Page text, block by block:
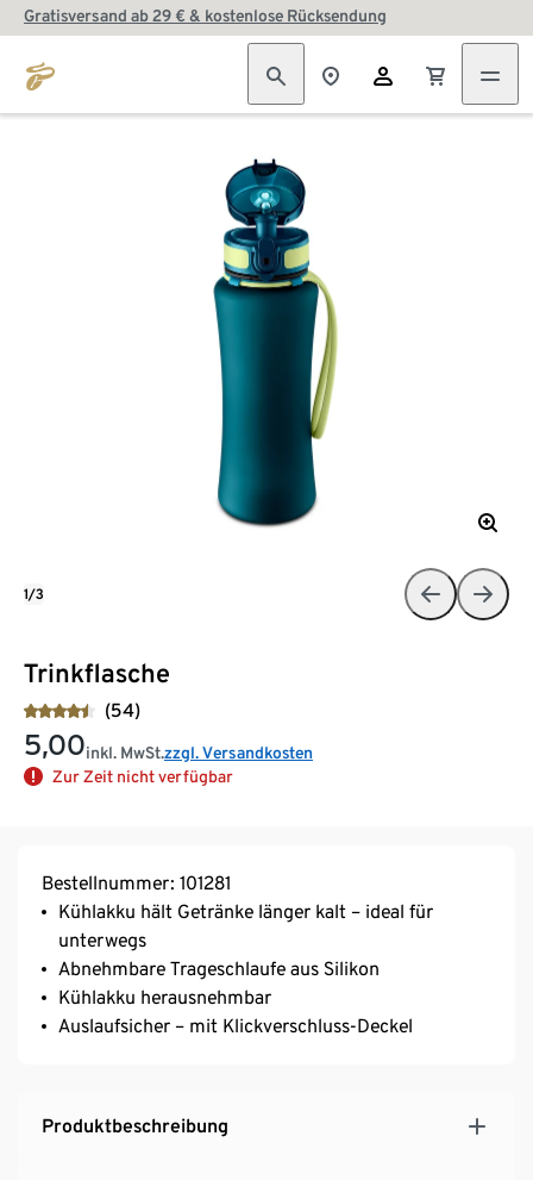
Gratisversand ab 29 € & kostenlose Rücksendung
Trinkflasche
(54)
5,00inkl. MwSt.zzgl. Versandkosten
Zur Zeit nicht verfügbar
1/3
Bestellnummer: 101281
Kühlakku hält Getränke länger kalt – ideal für
unterwegs
Abnehmbare Trageschlaufe aus Silikon
Kühlakku herausnehmbar
Auslaufsicher – mit Klickverschluss-Deckel
Produktbeschreibung